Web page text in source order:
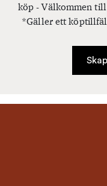
köp - Välkommen
*Gäller ett